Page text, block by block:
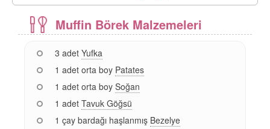
Muffin Börek Malzemeleri
3 adet Yufka
1 adet orta boy Patates
1 adet orta boy Soğan
1 adet Tavuk Göğsü
1 çay bardağı haşlanmış Bezelye